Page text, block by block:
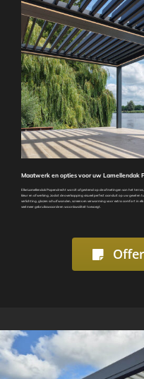
Maatwerk en opties voor uw Lamellendak
Elke Lamellendak Papendrecht wordt afgestemd op de afmetingen van het
kleur en afwerking, zodat de overkapping visueel perfect aansluit op uw gevel en
verlichting, glazen schuifwanden, screens en verwarming voor extra comfort in
veel meer gebruikswaarde en woonkwaliteit toevoegt.